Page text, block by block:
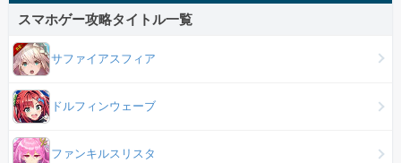
スマホゲー攻略タイトル一覧
サファイアスフィア
ドルフィンウェーブ
ファンキルスリスタ